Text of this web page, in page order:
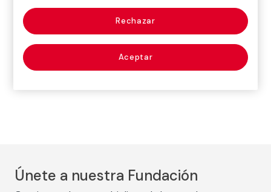
Técnica de cálculo financiero para situar en unidades
monetarias presentes magnitudes contables de
diferentes momentos, a fin de lograr su
homogeneización en el tiempo.
Únete a nuestra Fundación
Rechazar
Aceptar